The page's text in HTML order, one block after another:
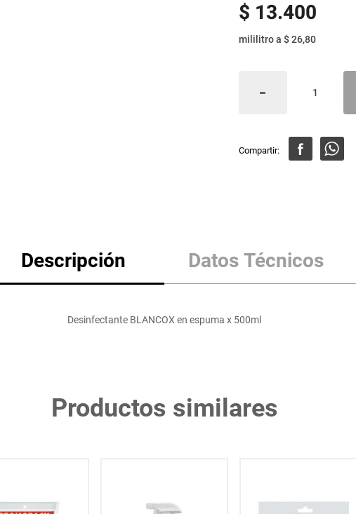
$ 13.400
mililitroa $ 26,80
Descripción Datos Técnicos
Desinfectante BLANCOX en espuma x 500ml
Productos similares